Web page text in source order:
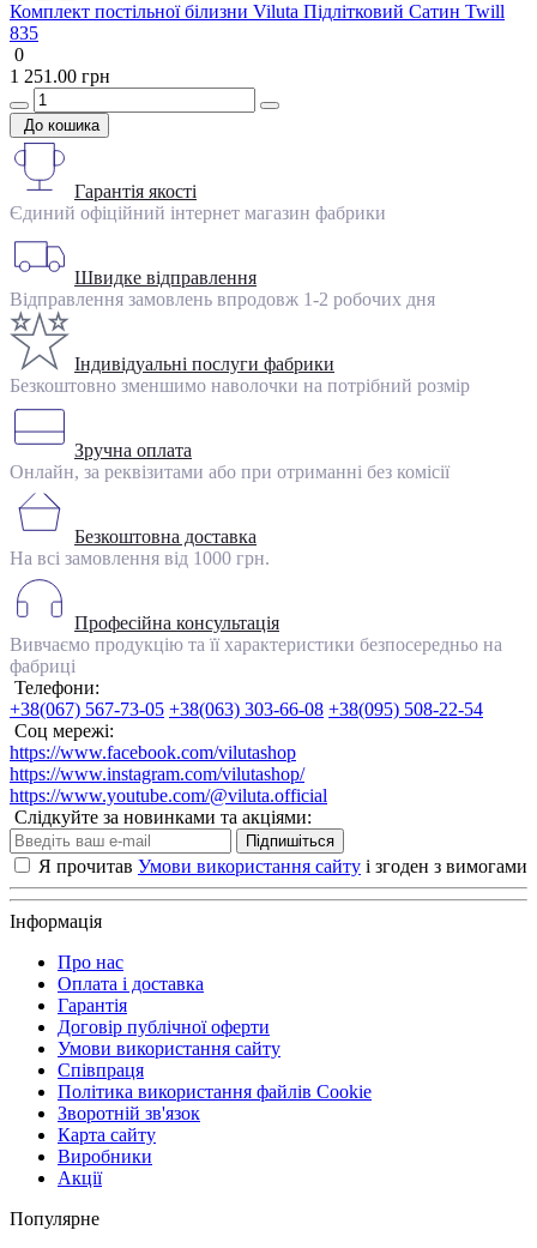
Комплект постільної білизни Viluta Підлітковий Сатин Twill
835
0
1 251.00 грн
До кошика
Гарантія якості
Єдиний офіційний інтернет магазин фабрики
Швидке відправлення
Відправлення замовлень впродовж 1-2 робочих дня
Індивідуальні послуги фабрики
Безкоштовно зменшимо наволочки на потрібний розмір
Зручна оплата
Онлайн, за реквізитами або при отриманні без комісії
Безкоштовна доставка
На всі замовлення від 1000 грн.
Професійна консультація
Вивчаємо продукцію та її характеристики безпосередньо на
фабриці
Телефони:
+38(067) 567-73-05 +38(063) 303-66-08 +38(095) 508-22-54
Соц мережі:
https://www.facebook.com/vilutashop
https://www.instagram.com/vilutashop/
https://www.youtube.com/@viluta.official
Слідкуйте за новинками та акціями:
Підпишіться
Я прочитав Умови використання сайту і згоден з вимогами
Інформація
Про нас
Оплата і доставка
Гарантія
Договір публічної оферти
Умови використання сайту
Співпраця
Політика використання файлів Cookie
Зворотній зв'язок
Карта сайту
Виробники
Акції
Популярне